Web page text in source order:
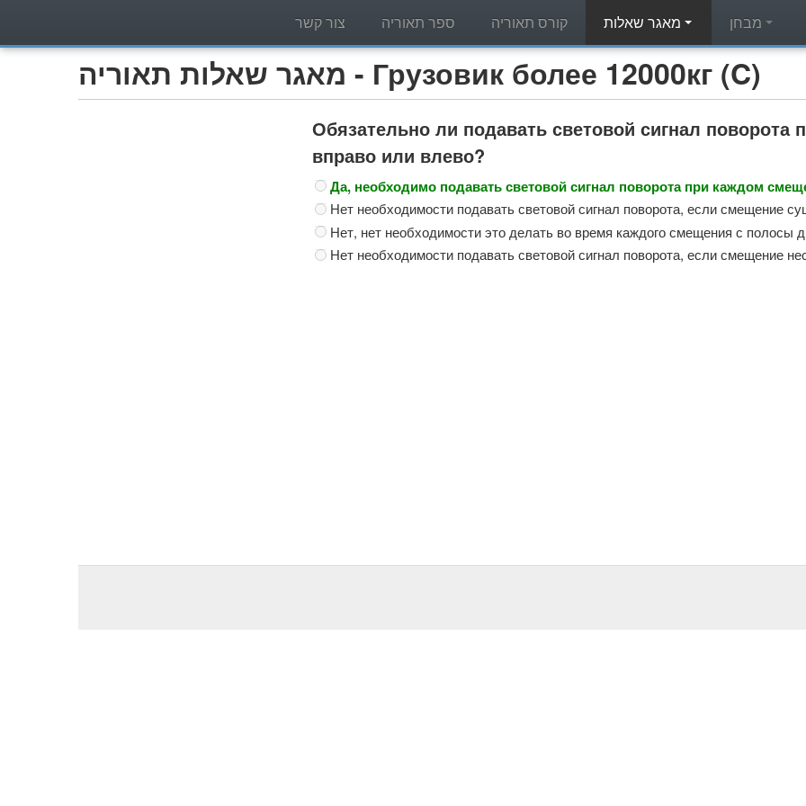
קורס תאוריה ספר תאוריה צור קשר
מאגר שאלות תאוריה - Грузовик более 12000кг (C)
Обязательно ли подавать световой сигнал
вправо или влево?
Да, необходимо подавать световой сигнал поворота при каждом
Нет необходимости подавать световой сигнал поворота, если смещение
Нет, нет необходимости это делать во время каждого смещения с полосы
Нет необходимости подавать световой сигнал поворота, если смещение